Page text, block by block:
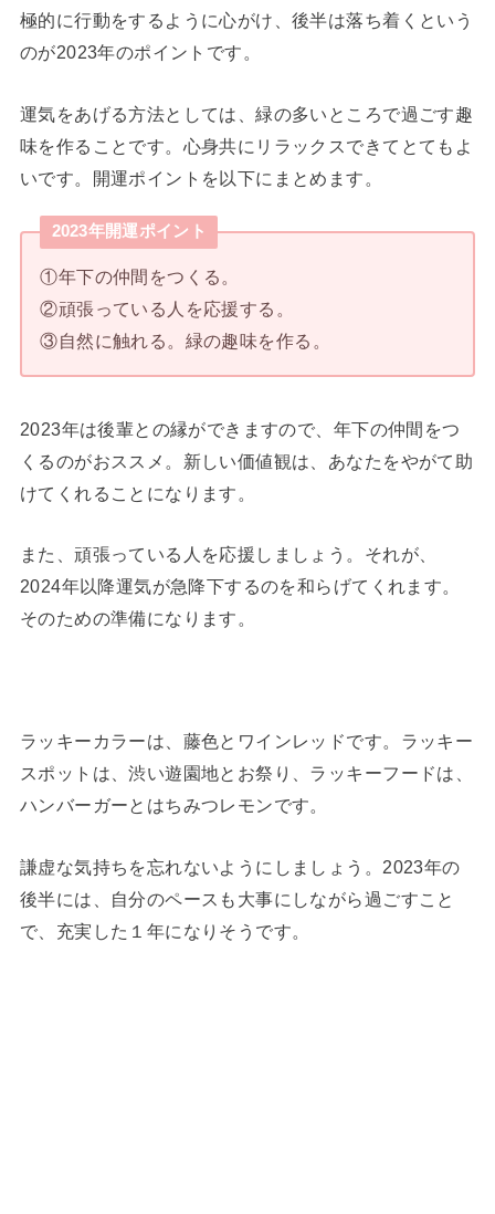
極的に行動をするように心がけ、後半は落ち着くという
のが2023年のポイントです。
運気をあげる方法としては、緑の多いところで過ごす趣
味を作ることです。心身共にリラックスできてとてもよ
いです。開運ポイントを以下にまとめます。
2023年開運ポイント
①年下の仲間をつくる。
②頑張っている人を応援する。
③自然に触れる。緑の趣味を作る。
2023年は後輩との縁ができますので、年下の仲間をつ
くるのがおススメ。新しい価値観は、あなたをやがて助
けてくれることになります。
また、頑張っている人を応援しましょう。それが、
2024年以降運気が急降下するのを和らげてくれます。
そのための準備になります。
ラッキーカラーは、藤色とワインレッドです。ラッキー
スポットは、渋い遊園地とお祭り、ラッキーフードは、
ハンバーガーとはちみつレモンです。
謙虚な気持ちを忘れないようにしましょう。2023年の
後半には、自分のペースも大事にしながら過ごすこと
で、充実した１年になりそうです。